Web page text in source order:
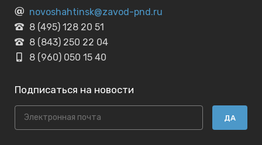
novoshahtinsk@zavod-pnd.ru
8 (495) 128 20 51
8 (843) 250 22 04
8 (960) 050 15 40
Подписаться на новости
ДА